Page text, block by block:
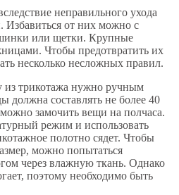
неправильного ухода
Избавиться от них можно с
или щетки. Крупные
Чтобы предотвратить их
несколько несложных правил.
из трикотажа нужно ручным
должна составлять не более 40
замочить вещи на полчаса.
режим и использовать
полотно сядет. Чтобы
можно попытаться
через влажную ткань. Однако
поэтому необходимо быть